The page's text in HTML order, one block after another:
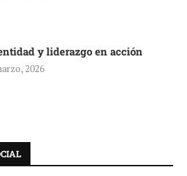
y liderazgo en acción
2026